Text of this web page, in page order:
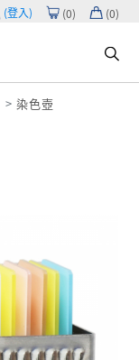
(登入) (0) (0)
染色壺